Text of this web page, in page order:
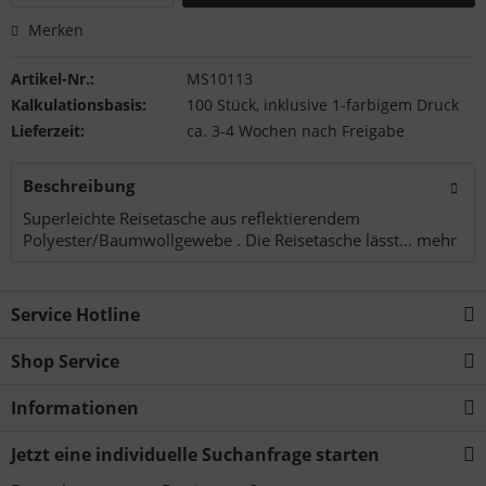
Merken
Artikel-Nr.:
MS10113
Kalkulationsbasis:
100 Stück, inklusive 1-farbigem Druck
Lieferzeit:
ca. 3-4 Wochen nach Freigabe
Beschreibung
Superleichte Reisetasche aus reflektierendem
Polyester/Baumwollgewebe . Die Reisetasche lässt... mehr
Service Hotline
Shop Service
Informationen
Jetzt eine individuelle Suchanfrage starten